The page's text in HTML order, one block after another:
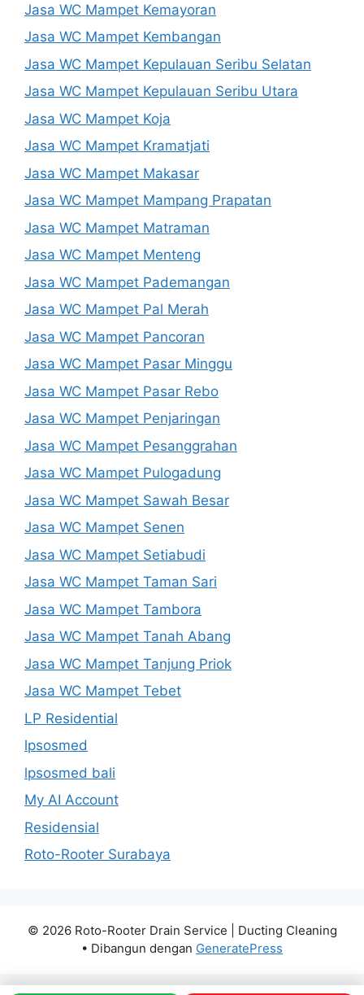
Jasa WC Mampet Kemayoran
Jasa WC Mampet Kembangan
Jasa WC Mampet Kepulauan Seribu Selatan
Jasa WC Mampet Kepulauan Seribu Utara
Jasa WC Mampet Koja
Jasa WC Mampet Kramatjati
Jasa WC Mampet Makasar
Jasa WC Mampet Mampang Prapatan
Jasa WC Mampet Matraman
Jasa WC Mampet Menteng
Jasa WC Mampet Pademangan
Jasa WC Mampet Pal Merah
Jasa WC Mampet Pancoran
Jasa WC Mampet Pasar Minggu
Jasa WC Mampet Pasar Rebo
Jasa WC Mampet Penjaringan
Jasa WC Mampet Pesanggrahan
Jasa WC Mampet Pulogadung
Jasa WC Mampet Sawah Besar
Jasa WC Mampet Senen
Jasa WC Mampet Setiabudi
Jasa WC Mampet Taman Sari
Jasa WC Mampet Tambora
Jasa WC Mampet Tanah Abang
Jasa WC Mampet Tanjung Priok
Jasa WC Mampet Tebet
LP Residential
lpsosmed
lpsosmed bali
My AI Account
Residensial
Roto-Rooter Surabaya
© 2026 Roto-Rooter Drain Service | Ducting Cleaning
• Dibangun dengan GeneratePress